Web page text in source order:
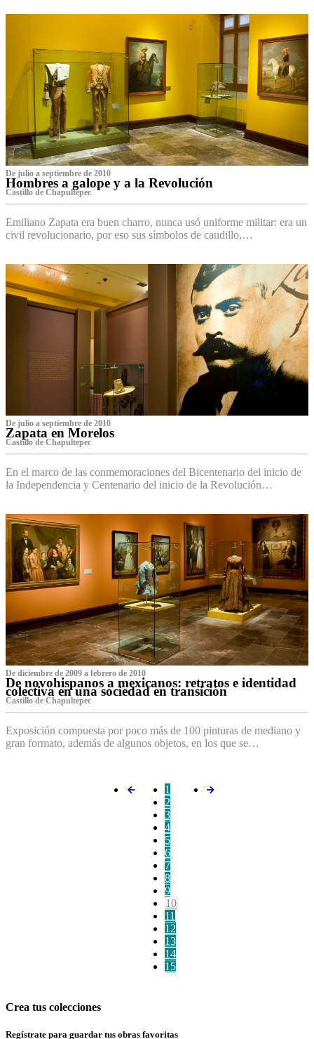
De julio a septiembre de 2010
Hombres a galope y a la Revolución
Castillo de Chapultepec
Emiliano Zapata era buen charro, nunca usó uniforme militar: era un
civil revolucionario, por eso sus símbolos de caudillo,…
De julio a septiembre de 2010
Zapata en Morelos
Castillo de Chapultepec
En el marco de las conmemoraciones del Bicentenario del inicio de
la Independencia y Centenario del inicio de la Revolución…
De diciembre de 2009 a febrero de 2010
De novohispanos a mexicanos: retratos e identidad
colectiva en una sociedad en transición
Castillo de Chapultepec
Exposición compuesta por poco más de 100 pinturas de mediano y
gran formato, además de algunos objetos, en los que se…
1
2
3
4
5
6
7
8
9
10
11
12
13
14
15
Crea tus colecciones
Regístrate para guardar tus obras favoritas